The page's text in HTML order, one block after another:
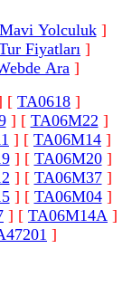
Mavi Yolculuk]
Fiyatları ]
Ara ]
[ TA0618 ]
] [ TA06M22 ]
] [ TA06M14 ]
] [ TA06M20]
] [ TA06M37]
] [ TA06M04]
] [ TA06M14A ]
]